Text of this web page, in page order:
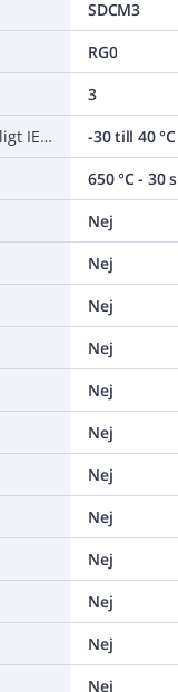
SDCM3
RG0
3
Nominell omgivningstemperatur enligt IEC 62722-2-1
-30 till 40 °C
650 °C - 30 s
Nej
Nej
Nej
Nej
Nej
Nej
Nej
Nej
Nej
Nej
Nej
Nej